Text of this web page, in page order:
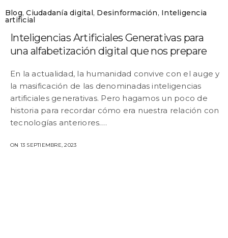
Blog,Ciudadanía digital , Desinformación, Inteligencia
artificial
Inteligencias Artificiales Generativas para
una alfabetización digital que nos prepare
En la actualidad, la humanidad convive con el auge y
la masificación de las denominadas inteligencias
artificiales generativas. Pero hagamos un poco de
historia para recordar cómo era nuestra relación con
tecnologías anteriores.…
ON 13 SEPTIEMBRE, 2023